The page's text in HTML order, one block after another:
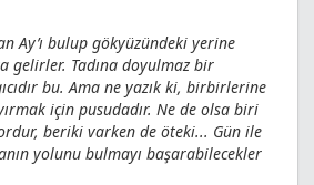
Ay’ı bulup gökyüzündeki yerine
gelirler. Tadına doyulmaz bir
bu. Ama ne yazık ki, birbirlerine
için pusudadır. Ne de olsa biri
beriki varken de öteki... Gün ile
yolunu bulmayı başarabilecekler